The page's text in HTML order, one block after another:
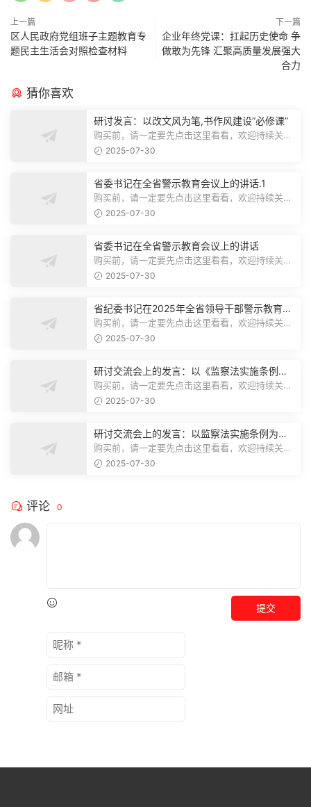
上一篇
区人民政府党组班子主题教育专
题民主生活会对照检查材料
下一篇
企业年终党课：扛起历史使命 争
做敢为先锋 汇聚高质量发展强大
合力
猜你喜欢
研讨发言：以改文风为笔,书作风建设“必修课”
购买前，请一定要先点击这里看看，欢迎持续关
注，精彩模板每天推送预览结束，本文...
2025-07-30
省委书记在全省警示教育会议上的讲话.1
购买前，请一定要先点击这里看看，欢迎持续关
注，精彩模板每天推送预览结束，本文...
2025-07-30
省委书记在全省警示教育会议上的讲话
购买前，请一定要先点击这里看看，欢迎持续关
注，精彩模板每天推送预览结束，本文...
2025-07-30
省纪委书记在2025年全省领导干部警示教育会
上的讲话.1
购买前，请一定要先点击这里看看，欢迎持续关
注，精彩模板每天推送预览结束，本文...
2025-07-30
研讨交流会上的发言：以《监察法实施条例》
为纲,推动巡察工作高质量发展
购买前，请一定要先点击这里看看，欢迎持续关
注，精彩模板每天推送预览结束，本文...
2025-07-30
研讨交流会上的发言：以监察法实施条例为纲
推动巡察工作高质量发展
购买前，请一定要先点击这里看看，欢迎持续关
注，精彩模板每天推送预览结束，本文...
2025-07-30
评论 0
提交